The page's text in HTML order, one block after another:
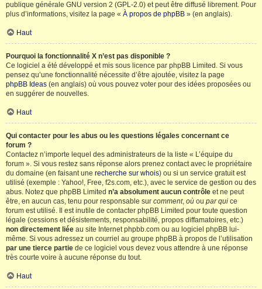
publique générale GNU version 2 (GPL-2.0) et peut être diffusé librement. Pour
plus d’informations, visitez la page « À propos de phpBB » (en anglais).
Haut
Pourquoi la fonctionnalité X n’est pas disponible ?
Ce logiciel a été développé et mis sous licence par phpBB Limited. Si vous
pensez qu’une fonctionnalité nécessite d’être ajoutée, visitez la page
phpBB Ideas (en anglais) où vous pouvez voter pour des idées proposées ou
en suggérer de nouvelles.
Haut
Qui contacter pour les abus ou les questions légales concernant ce
forum ?
Contactez n’importe lequel des administrateurs de la liste « L’équipe du
forum ». Si vous restez sans réponse alors prenez contact avec le propriétaire
du domaine (en faisant une recherche sur whois) ou si un service gratuit est
utilisé (exemple : Yahoo!, Free, f2s.com, etc.), avec le service de gestion ou des
abus. Notez que phpBB Limited n’a absolument aucun contrôle et ne peut
être, en aucun cas, tenu pour responsable sur comment, où ou par qui ce
forum est utilisé. Il est inutile de contacter phpBB Limited pour toute question
légale (cessions et désistements, responsabilité, propos diffamatoires, etc.)
non directement liée au site Internet phpbb.com ou au logiciel phpBB lui-
même. Si vous adressez un courriel au groupe phpBB à propos de l’utilisation
par une tierce partie de ce logiciel vous devez vous attendre à une réponse
très courte voire à aucune réponse du tout.
Haut